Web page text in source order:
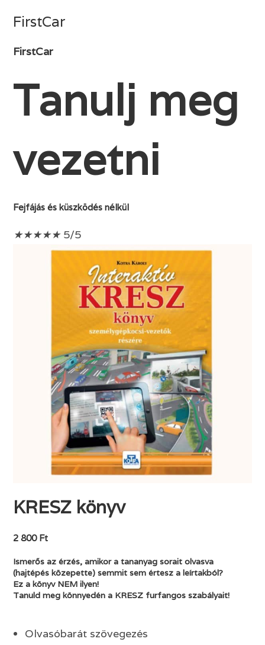
FirstCar
FirstCar
Tanulj meg
vezetni
Fejfájás és küszködés nélkül
★★★★★5/5
KRESZ könyv
2 800 Ft
Ismerős az érzés, amikor a tananyag sorait olvasva
(hajtépés közepette) semmit sem értesz a leírtakból?
Ez a könyv NEM ilyen!
Tanuld meg könnyedén a KRESZ furfangos szabályait!
Olvasóbarát szövegezés